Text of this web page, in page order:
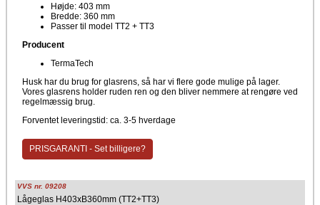
Højde: 403 mm
Bredde: 360 mm
Passer til model TT2 + TT3
Producent
TermaTech
Husk har du brug for glasrens, så har vi flere gode mulige på lager.
Vores glasrens holder ruden ren og den bliver nemmere at rengøre ved
regelmæssig brug.
Forventet leveringstid: ca. 3-5 hverdage
PRISGARANTI - Set billigere?
VVS nr. 09208
Lågeglas H403xB360mm (TT2+TT3)